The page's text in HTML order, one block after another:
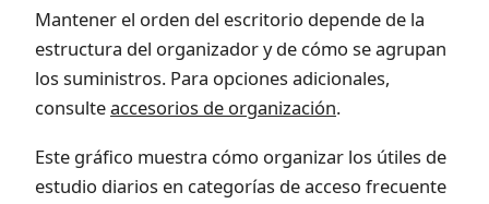
Mantener el orden del escritorio depende de la
estructura del organizador y de cómo se agrupan
los suministros. Para opciones adicionales,
consulteaccesorios de organización.
Este gráfico muestra cómo organizar los útiles de
estudio diarios en categorías de acceso frecuente